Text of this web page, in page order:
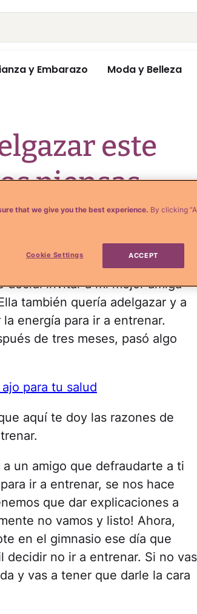
y Embarazo Moda y Belleza
este
piensas
había días en los que me
decidí invitar a mi mejor amiga
también quería adelgazar y a
energía para ir a entrenar.
de tres meses, pasó algo
para tu salud
aquí te doy las razones de
un amigo que defraudarte a ti
ir a entrenar, se nos hace
que dar explicaciones a
no vamos y listo! Ahora,
en el gimnasio ese día que
no ir a entrenar. Si no
y vas a tener que darle la cara
that we give you the best experience. By clicking
Cookie Settings ACCEPT